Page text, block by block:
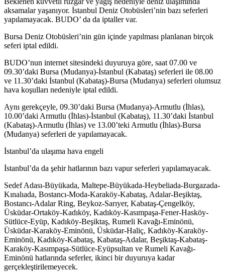
aksamalar yaşanıyor. İstanbul Deniz Otobüsleri’nin bazı seferleri
yapılamayacak. BUDO’ da da iptaller var.
Bursa Deniz Otobüsleri’nin gün içinde yapılması planlanan birçok
seferi iptal edildi.
BUDO’nun internet sitesindeki duyuruya göre, saat 07.00 ve
09.30’daki Bursa (Mudanya)-İstanbul (Kabataş) seferleri ile 08.00
ve 11.30’daki İstanbul (Kabataş)-Bursa (Mudanya) seferleri olumsuz
hava koşulları nedeniyle iptal edildi.
Aynı gerekçeyle, 09.30’daki Bursa (Mudanya)-Armutlu (İhlas),
10.00’daki Armutlu (İhlas)-İstanbul (Kabataş), 11.30’daki İstanbul
(Kabataş)-Armutlu (İhlas) ve 13.00’teki Armutlu (İhlas)-Bursa
(Mudanya) seferleri de yapılamayacak.
İstanbul’da ulaşıma hava engeli
İstanbul’da da şehir hatlarının bazı vapur seferleri yapılamayacak.
Sedef Adası-Büyükada, Maltepe-Büyükada-Heybeliada-Burgazada-
Kınalıada, Bostancı-Moda-Karaköy-Kabataş, Adalar-Beşiktaş,
Bostancı-Adalar Ring, Beykoz-Sarıyer, Kabataş-Çengelköy,
Üsküdar-Ortaköy-Kadıköy, Kadıköy-Kasımpaşa-Fener-Hasköy-
Sütlüce-Eyüp, Kadıköy-Beşiktaş, Rumeli Kavağı-Eminönü,
Üsküdar-Karaköy-Eminönü, Üsküdar-Haliç, Kadıköy-Karaköy-
Eminönü, Kadıköy-Kabataş, Kabataş-Adalar, Beşiktaş-Kabataş-
Karaköy-Kasımpaşa-Sütlüce-Eyüpsultan ve Rumeli Kavağı-
Eminönü hatlarında seferler, ikinci bir duyuruya kadar
gerçekleştirilemeyecek.